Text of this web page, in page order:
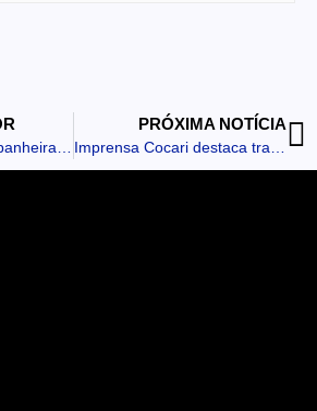
PRÓXIMA NOTÍCIA